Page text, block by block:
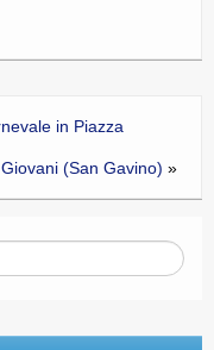
in Piazza
(San Gavino) »